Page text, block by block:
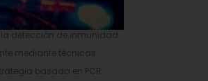
detección de inmunidad
mediante técnicas
basada en PCR